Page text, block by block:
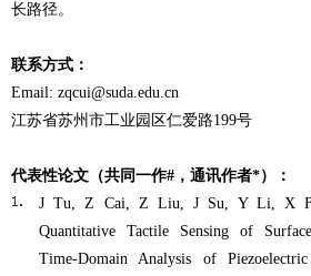
长路径。
联系方式：
Email: zqcui@suda.edu.cn
江苏省苏州市工业园区仁爱路199号
代表性论文（共同一作#，通讯作者*）：
J Tu, Z Cai, Z Liu, J Su, Y Li, X
Quantitative Tactile Sensing of
Time‐Domain Analysis of